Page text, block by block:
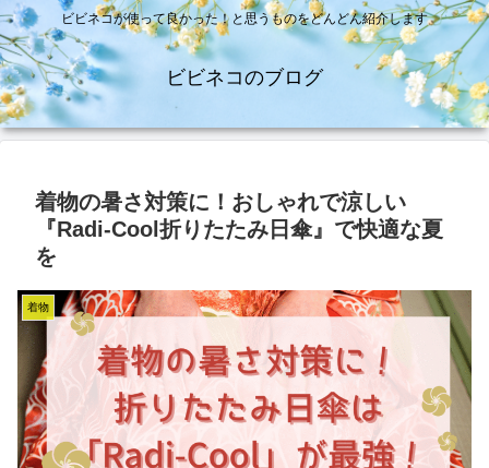
ビビネコが使って良かった！と思うものをどんどん紹介します
ビビネコのブログ
着物の暑さ対策に！おしゃれで涼しい
『Radi-Cool折りたたみ日傘』で快適な夏
を
着物